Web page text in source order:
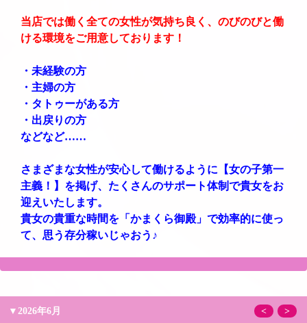
当店では働く全ての女性が気持ち良く、のびのびと働
ける環境をご用意しております！
・未経験の方
・主婦の方
・タトゥーがある方
・出戻りの方
などなど……
さまざまな女性が安心して働けるように【女の子第一
主義！】を掲げ、たくさんのサポート体制で貴女をお
迎えいたします。
貴女の貴重な時間を「かまくら御殿」で効率的に使っ
て、思う存分稼いじゃおう♪
▼2026年6月 >
<